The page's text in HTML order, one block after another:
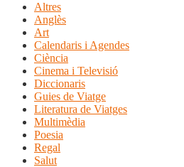
Altres
Anglès
Art
Calendaris i Agendes
Ciència
Cinema i Televisió
Diccionaris
Guies de Viatge
Literatura de Viatges
Multimèdia
Poesia
Regal
Salut